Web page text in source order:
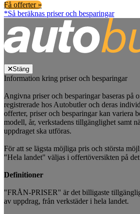
Få offerter »
*Så beräknas priser och besparingar
Stäng
Information kring priser och besparingar
Angivna priser och besparingar baseras på
registrerade hos Autobutler och deras
offerter, priser och besparingar kan variera
modell, år, verkstadens tillgänglighet samt
uppdraget ska utföras.
För att se lägsta möjliga pris och största
"Hela landet" väljas i offertöversikten på
Definitioner
"FRÅN-PRISER" är det billigaste
av uppdrag, från verkstäder i hela landet.